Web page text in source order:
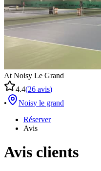
At Noisy Le Grand
4.4(26 avis)
•
Noisy le grand
Réserver
Avis
Avis clients